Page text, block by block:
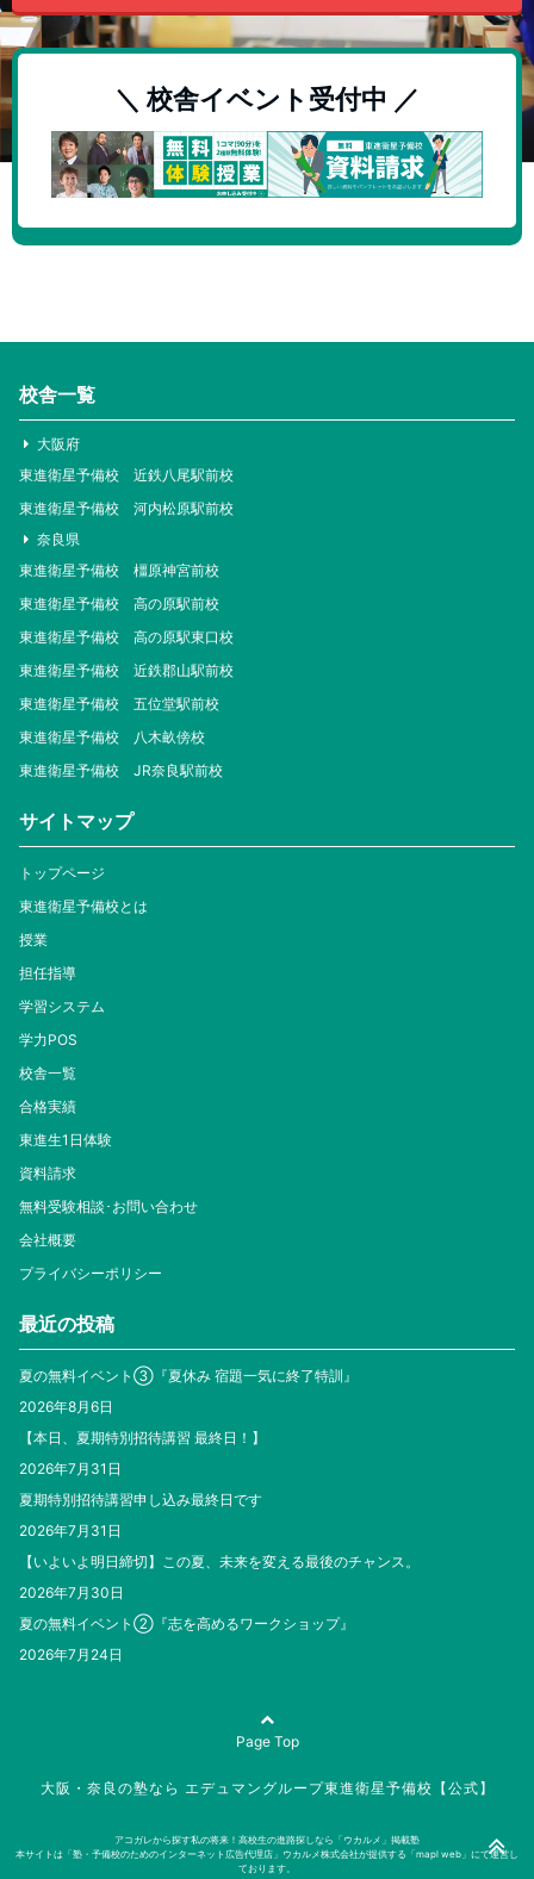
＼ 校舎イベント受付中 ／
校舎一覧
大阪府
東進衛星予備校 近鉄八尾駅前校
東進衛星予備校 河内松原駅前校
奈良県
東進衛星予備校 橿原神宮前校
東進衛星予備校 高の原駅前校
東進衛星予備校 高の原駅東口校
東進衛星予備校 近鉄郡山駅前校
東進衛星予備校 五位堂駅前校
東進衛星予備校 八木畝傍校
東進衛星予備校 JR奈良駅前校
サイトマップ
トップページ
東進衛星予備校とは
授業
担任指導
学習システム
学力POS
校舎一覧
合格実績
東進生1日体験
資料請求
無料受験相談･お問い合わせ
会社概要
プライバシーポリシー
最近の投稿
夏の無料イベント③『夏休み 宿題一気に終了特訓』
2026年8月6日
【本日、夏期特別招待講習 最終日！】
2026年7月31日
夏期特別招待講習申し込み最終日です
2026年7月31日
【いよいよ明日締切】この夏、未来を変える最後のチャンス。
2026年7月30日
夏の無料イベント②『志を高めるワークショップ』
2026年7月24日
Page Top
大阪・奈良の塾なら エデュマングループ東進衛星予備校【公式】
アコガレから探す私の将来！高校生の進路探しなら「ウカルメ」掲載塾
本サイトは「塾・予備校のためのインターネット広告代理店」ウカルメ株式会社が提供する「mapl web」にて運営し
ております。